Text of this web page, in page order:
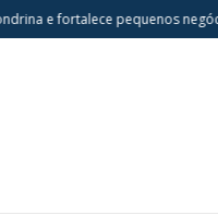
e fortalece pequenos